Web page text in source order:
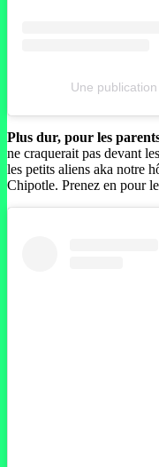
Une
Plus dur, pour les
ne craquerait pas devant
les petits aliens aka notre
Chipotle. Prenez en pour